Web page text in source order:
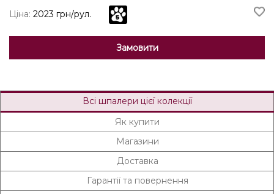
Ціна: 2023 грн/рул.
Замовити
Всі шпалери цієї колекції
Як купити
Магазини
Доставка
Гарантії та повернення